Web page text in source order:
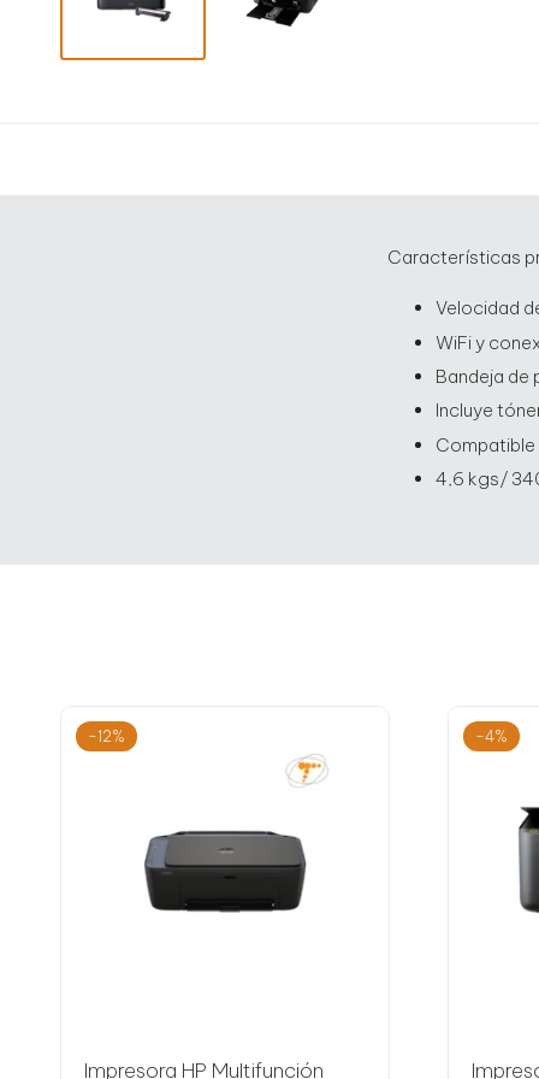
Características
Velocidad
WiFi y
Bandeja de
Incluye
Compatible
4,6 kgs/
-12%
Impresora HP Multifunción
-4%